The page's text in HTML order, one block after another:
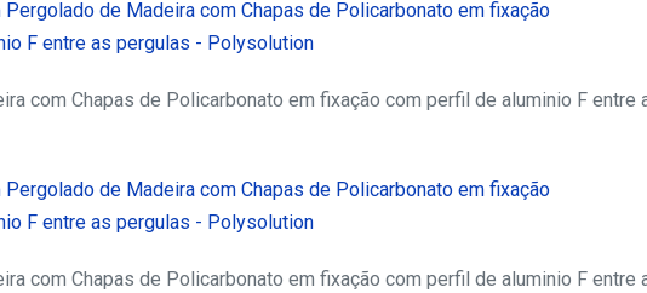
com Chapas de Policarbonato em fixação com perfil de aluminio F entre
com Chapas de Policarbonato em fixação com perfil de aluminio F entre